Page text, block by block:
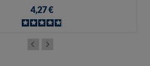
4,27 €